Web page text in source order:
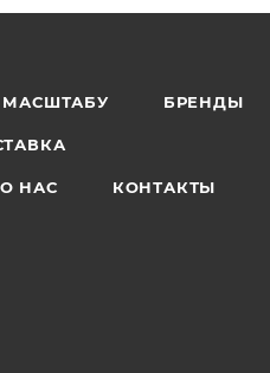
МАСШТАБУ БРЕНДЫ
О НАС КОНТАКТЫ